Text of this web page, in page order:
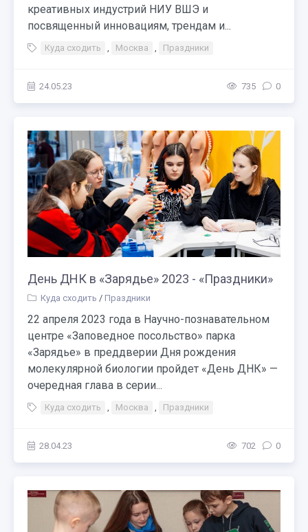
креативных индустрий НИУ ВШЭ и
посвященный инновациям, трендам и...
Куда сходить , Москва , Праздники
24.05.23 735 0
День ДНК в «Зарядье» 2023 - «Праздники»
Куда сходить / Праздники
22 апреля 2023 года в Научно-познавательном
центре «Заповедное посольство» парка
«Зарядье» в преддверии Дня рождения
молекулярной биологии пройдет «День ДНК» —
очередная глава в серии...
Куда сходить , Москва , Праздники
28.04.23 702 0